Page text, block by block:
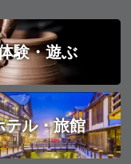
験・遊ぶ
テル・旅館